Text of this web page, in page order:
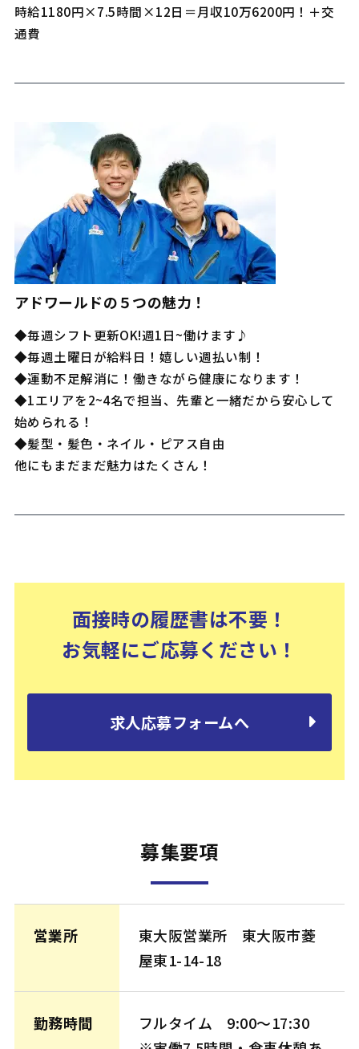
時給1180円×7.5時間×12日＝月収10万6200円！＋交
通費
アドワールドの５つの魅力！
◆毎週シフト更新OK!週1日~働けます♪
◆毎週土曜日が給料日！嬉しい週払い制！
◆運動不足解消に！働きながら健康になります！
◆1エリアを2~4名で担当、先輩と一緒だから安心して
始められる！
◆髪型・髪色・ネイル・ピアス自由
他にもまだまだ魅力はたくさん！
面接時の履歴書は不要！
お気軽にご応募ください！
求人応募フォームへ
募集要項
営業所
東大阪営業所 東大阪市菱
屋東1-14-18
勤務時間
フルタイム 9:00〜17:30